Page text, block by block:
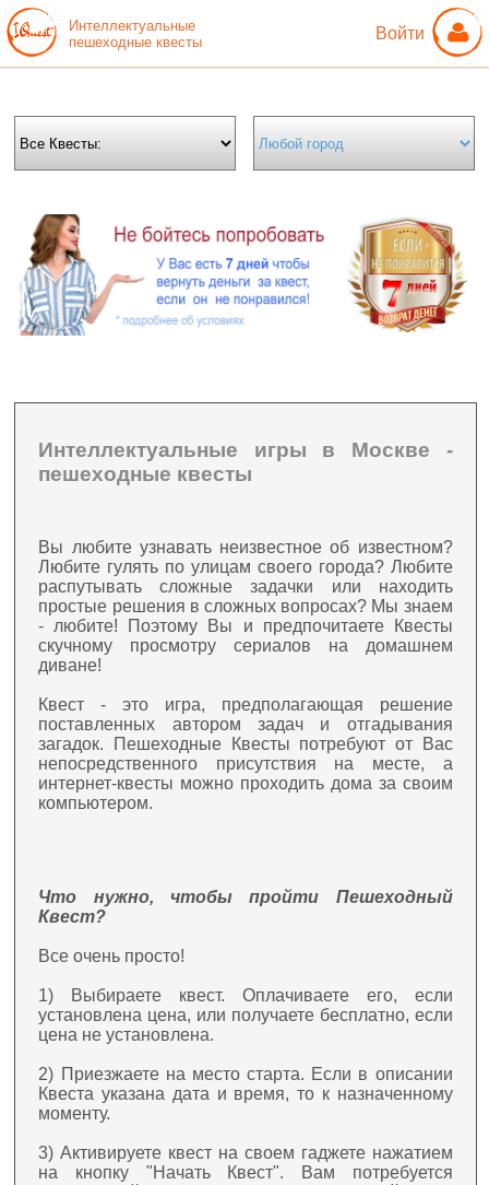
Интеллектуальные
пешеходные квесты
Войти
Интеллектуальные игры в Москве -
пешеходные квесты
Вы любите узнавать неизвестное об известном?
Любите гулять по улицам своего города? Любите
распутывать сложные задачки или находить
простые решения в сложных вопросах? Мы знаем
- любите! Поэтому Вы и предпочитаете Квесты
скучному просмотру сериалов на домашнем
диване!
Квест - это игра, предполагающая решение
поставленных автором задач и отгадывания
загадок. Пешеходные Квесты потребуют от Вас
непосредственного присутствия на месте, а
интернет-квесты можно проходить дома за своим
компьютером.
Что нужно, чтобы пройти Пешеходный
Квест?
Все очень просто!
1) Выбираете квест. Оплачиваете его, если
установлена цена, или получаете бесплатно, если
цена не установлена.
2) Приезжаете на место старта. Если в описании
Квеста указана дата и время, то к назначенному
моменту.
3) Активируете квест на своем гаджете нажатием
на кнопку "Начать Квест". Вам потребуется